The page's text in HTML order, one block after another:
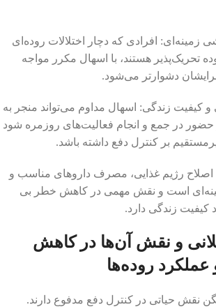
زمینه‌ای: افرادی که دچار اختلالات روده‌ای
تحریک‌پذیر هستند، با اسهال مکرر مواجه
دشوارتر می‌شود.
و کیفیت زندگی: اسهال مداوم می‌تواند منجر به
حضور در جمع و انجام فعالیت‌های روزمره شود
بر کنترل دفع داشته باشد.
رژیم غذایی، مصرف داروهای مناسب و
است و نقش مهمی در کاهش خطر بی
کیفیت زندگی دارد.
و نقش آن‌ها در کاهش
عملکرد روده‌ها
نقش حیاتی در کنترل دفع مدفوع دارند.